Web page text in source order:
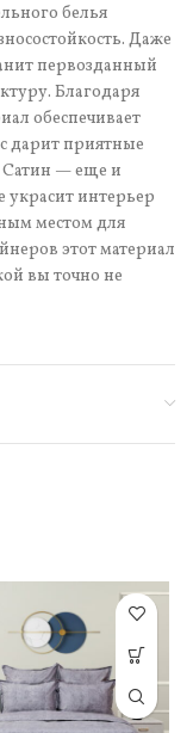
белья
Даже
первозданный
Благодаря
обеспечивает
дарит приятные
— еще и
украсит интерьер
местом для
этот материал
вы точно не